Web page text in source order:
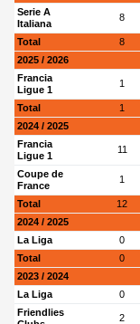
Serie A
Italiana
8
Total 8
2025 / 2026
Francia
Ligue 1
1
Total 1
2024 / 2025
Francia
Ligue 1
11
Coupe de
France
1
Total 12
2024 / 2025
La Liga
0
Total
0
2023 / 2024
La Liga
0
Friendlies
2